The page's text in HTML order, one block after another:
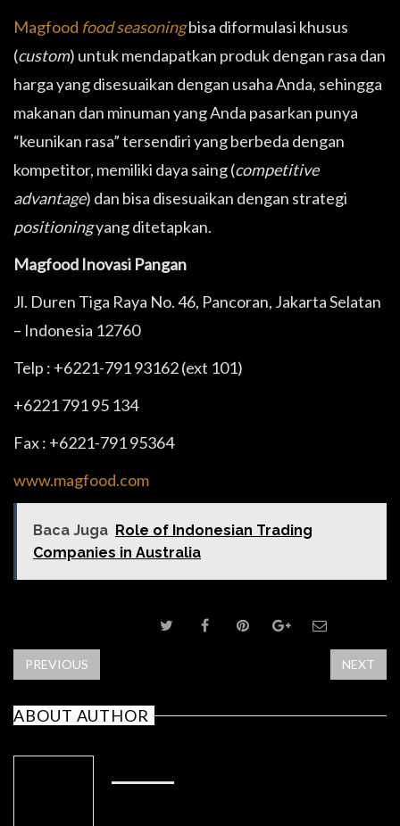
Magfood food seasoningbisa diformulasi khusus
(custom) untuk mendapatkan produk dengan rasa dan
harga yang disesuaikan dengan usaha Anda, sehingga
makanan dan minuman yang Anda pasarkan punya
“keunikan rasa” tersendiri yang berbeda dengan
kompetitor, memiliki daya saing (competitive
advantage) dan bisa disesuaikan dengan strategi
positioningyang ditetapkan.
Magfood Inovasi Pangan
Jl. Duren Tiga Raya No. 46, Pancoran, Jakarta Selatan
– Indonesia 12760
Telp : +6221-791 93162 (ext 101)
+6221 791 95 134
Fax : +6221-791 95364
www.magfood.com
Baca Juga Role of Indonesian Trading
Companies in Australia
PREVIOUS NEXT
ABOUT AUTHOR